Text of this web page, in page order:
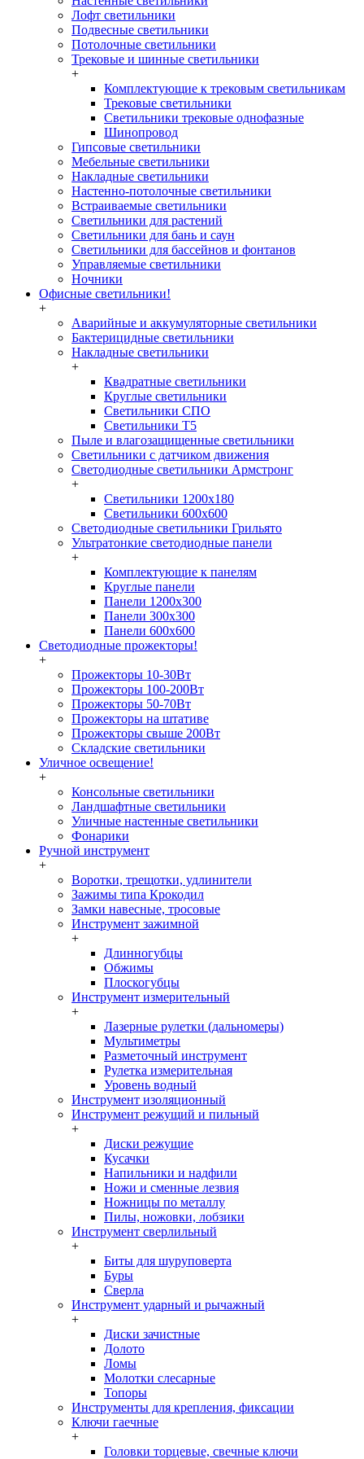
Лофт светильники
Подвесные светильники
Потолочные светильники
Трековые и шинные светильники
+
Комплектующие к трековым светильникам
Трековые светильники
Светильники трековые однофазные
Шинопровод
Гипсовые светильники
Мебельные светильники
Накладные светильники
Настенно-потолочные светильники
Встраиваемые светильники
Светильники для растений
Светильники для бань и саун
Светильники для бассейнов и фонтанов
Управляемые светильники
Ночники
Офисные светильники!
+
Аварийные и аккумуляторные светильники
Бактерицидные светильники
Накладные светильники
+
Квадратные светильники
Круглые светильники
Светильники СПО
Светильники Т5
Пыле и влагозащищенные светильники
Светильники с датчиком движения
Светодиодные светильники Армстронг
+
Светильники 1200х180
Светильники 600х600
Светодиодные светильники Грильято
Ультратонкие светодиодные панели
+
Комплектующие к панелям
Круглые панели
Панели 1200х300
Панели 300х300
Панели 600х600
Светодиодные прожекторы!
+
Прожекторы 10-30Вт
Прожекторы 100-200Вт
Прожекторы 50-70Вт
Прожекторы на штативе
Прожекторы свыше 200Вт
Складские светильники
Уличное освещение!
+
Консольные светильники
Ландшафтные светильники
Уличные настенные светильники
Фонарики
Ручной инструмент
+
Воротки, трещотки, удлинители
Зажимы типа Крокодил
Замки навесные, тросовые
Инструмент зажимной
+
Длинногубцы
Обжимы
Плоскогубцы
Инструмент измерительный
+
Лазерные рулетки (дальномеры)
Мультиметры
Разметочный инструмент
Рулетка измерительная
Уровень водный
Инструмент изоляционный
Инструмент режущий и пильный
+
Диски режущие
Кусачки
Напильники и надфили
Ножи и сменные лезвия
Ножницы по металлу
Пилы, ножовки, лобзики
Инструмент сверлильный
+
Биты для шуруповерта
Буры
Сверла
Инструмент ударный и рычажный
+
Диски зачистные
Долото
Ломы
Молотки слесарные
Топоры
Инструменты для крепления, фиксации
Ключи гаечные
+
Головки торцевые, свечные ключи